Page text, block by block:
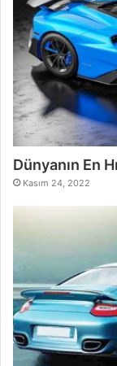
Dünyanın En
Kasım 24, 2022